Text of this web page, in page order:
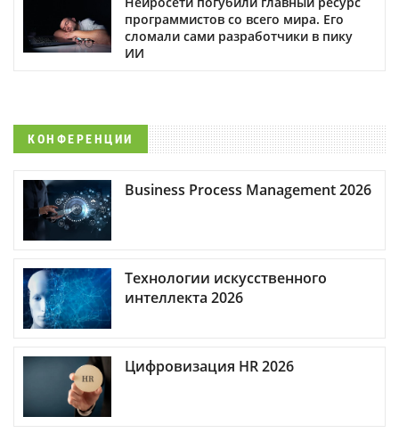
программистов со всего мира. Его
сломали сами разработчики в пику
ИИ
КОНФЕРЕНЦИИ
Business Process Management 2026
Технологии искусственного
интеллекта 2026
Цифровизация HR 2026